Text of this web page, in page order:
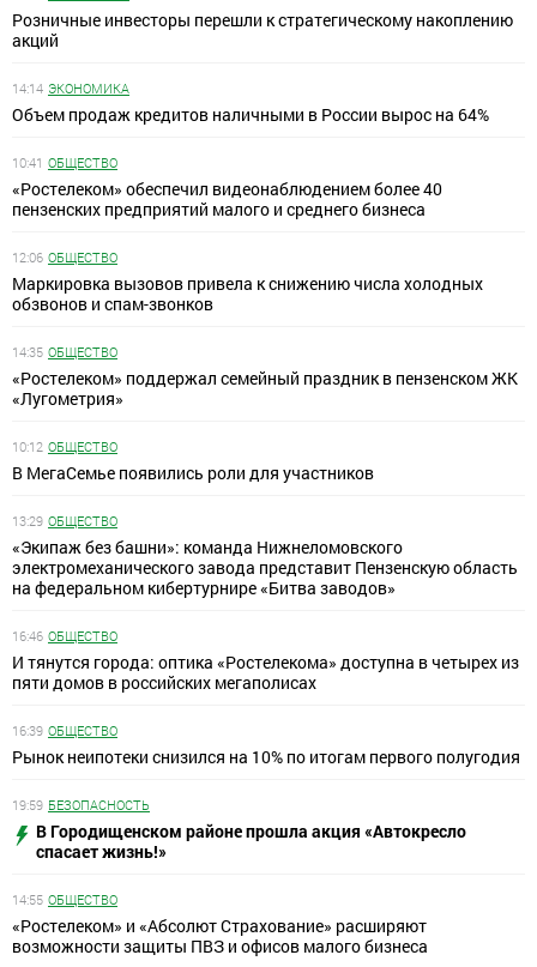
Розничные инвесторы перешли к стратегическому накоплению
акций
14:14 ЭКОНОМИКА
Объем продаж кредитов наличными в России вырос на 64%
10:41 ОБЩЕСТВО
«Ростелеком» обеспечил видеонаблюдением более 40
пензенских предприятий малого и среднего бизнеса
12:06 ОБЩЕСТВО
Маркировка вызовов привела к снижению числа холодных
обзвонов и спам-звонков
14:35 ОБЩЕСТВО
«Ростелеком» поддержал семейный праздник в пензенском ЖК
«Лугометрия»
10:12 ОБЩЕСТВО
В МегаСемье появились роли для участников
13:29 ОБЩЕСТВО
«Экипаж без башни»: команда Нижнеломовского
электромеханического завода представит Пензенскую область
на федеральном кибертурнире «Битва заводов»
16:46 ОБЩЕСТВО
И тянутся города: оптика «Ростелекома» доступна в четырех из
пяти домов в российских мегаполисах
16:39 ОБЩЕСТВО
Рынок неипотеки снизился на 10% по итогам первого полугодия
19:59 БЕЗОПАСНОСТЬ
В Городищенском районе прошла акция «Автокресло
спасает жизнь!»
14:55 ОБЩЕСТВО
«Ростелеком» и «Абсолют Страхование» расширяют
возможности защиты ПВЗ и офисов малого бизнеса